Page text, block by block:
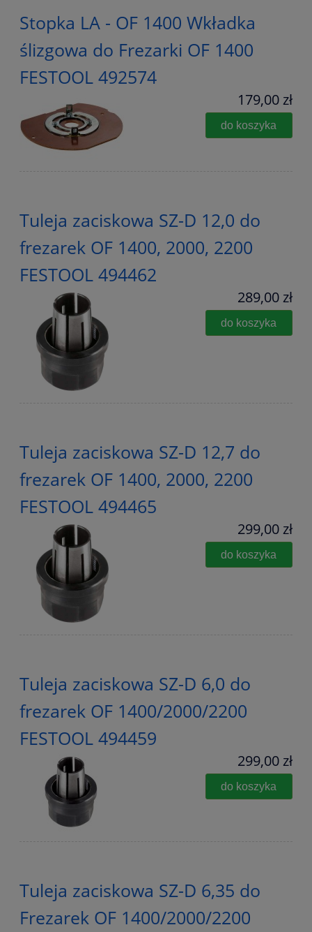
Stopka LA - OF 1400 Wkładka
ślizgowa do Frezarki OF 1400
FESTOOL 492574
179,00 zł
do koszyka
Tuleja zaciskowa SZ-D 12,0 do
frezarek OF 1400, 2000, 2200
FESTOOL 494462
289,00 zł
do koszyka
Tuleja zaciskowa SZ-D 12,7 do
frezarek OF 1400, 2000, 2200
FESTOOL 494465
299,00 zł
do koszyka
Tuleja zaciskowa SZ-D 6,0 do
frezarek OF 1400/2000/2200
FESTOOL 494459
299,00 zł
do koszyka
Tuleja zaciskowa SZ-D 6,35 do
Frezarek OF 1400/2000/2200